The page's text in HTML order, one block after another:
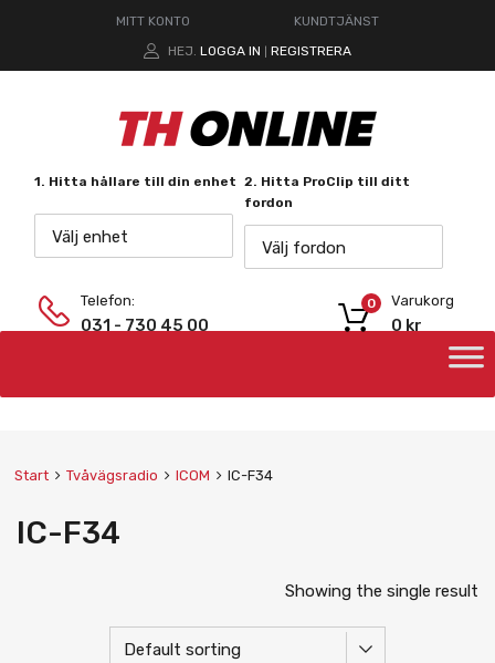
MITT KONTO
KUNDTJÄNST
HEJ. LOGGA IN REGISTRERA
1. Hitta hållare till din enhet
Välj enhet
2. Hitta ProClip till ditt
fordon
Välj fordon
Telefon:
031 - 730 45 00
Varukorg
0 kr
0
Start Tvåvägsradio ICOM IC-F34
IC-F34
Showing the single result